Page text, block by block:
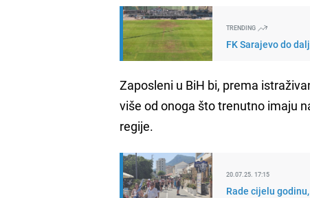
TRENDING
FK Sarajevo do
Zaposleni u BiH bi, prema
više od onoga što trenutno imaju
regije.
20.07.25. 17:15
Rade cijelu